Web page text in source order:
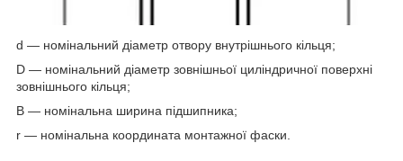
d — номінальний діаметр отвору внутрішнього кільця;
D — номінальний діаметр зовнішньої циліндричної поверхні
зовнішнього кільця;
B — номінальна ширина підшипника;
r — номінальна координата монтажної фаски.